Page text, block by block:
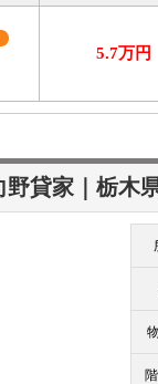
5.7万円
貸家｜栃木